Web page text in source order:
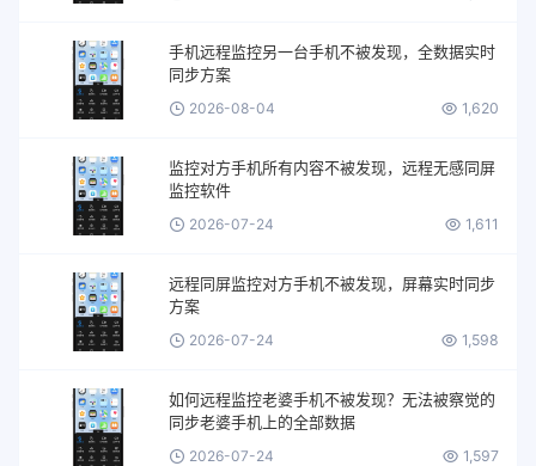
手机远程监控另一台手机不被发现，全数据实时
同步方案
2026-08-04 1,620
监控对方手机所有内容不被发现，远程无感同屏
监控软件
2026-07-24 1,611
远程同屏监控对方手机不被发现，屏幕实时同步
方案
2026-07-24 1,598
如何远程监控老婆手机不被发现？无法被察觉的
同步老婆手机上的全部数据
2026-07-24 1,597